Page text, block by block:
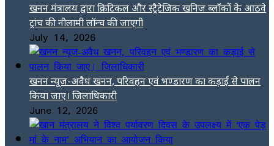
खनन मंत्रालय द्वारा क्रिटिकल और स्ट्रैटेजिक खनिज ब्लॉकों के आठवे
ट्रांच की नीलामी लॉन्च की जाएगी
July 14, 2026
खनन न्यूज-अवैध खनन, परिवहन एवं भण्डारण का कड़ाई से पालन
किया जाए। जिलाधिकारी
June 12, 2026